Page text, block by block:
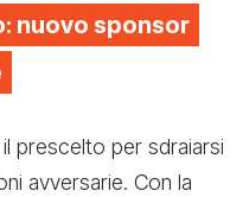
nuovo sponsor
il prescelto per sdraiarsi
avversarie. Con la